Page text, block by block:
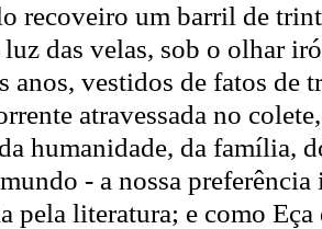
recoveiro um barril de
luz das velas, sob o olhar
anos, vestidos de fatos de
atravessada no
humanidade, da família,
- a nossa preferência
pela literatura; e como Eça